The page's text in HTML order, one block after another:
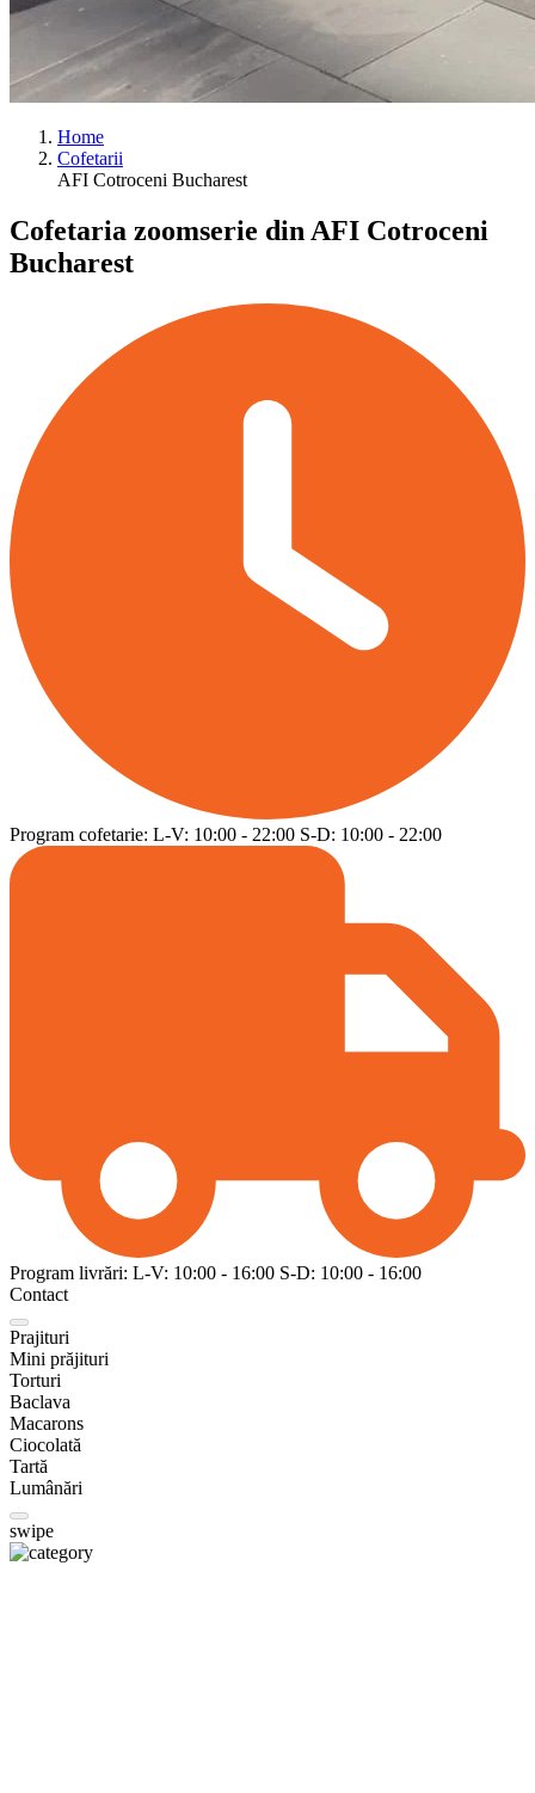
Home
Cofetarii
AFI Cotroceni Bucharest
Cofetaria zoomserie din AFI Cotroceni
Bucharest
Program cofetarie: L-V: 10:00 - 22:00 S-D: 10:00 - 22:00
Program livrări: L-V: 10:00 - 16:00 S-D: 10:00 - 16:00
Contact
Prajituri
Mini prăjituri
Torturi
Baclava
Macarons
Ciocolată
Tartă
Lumânări
swipe